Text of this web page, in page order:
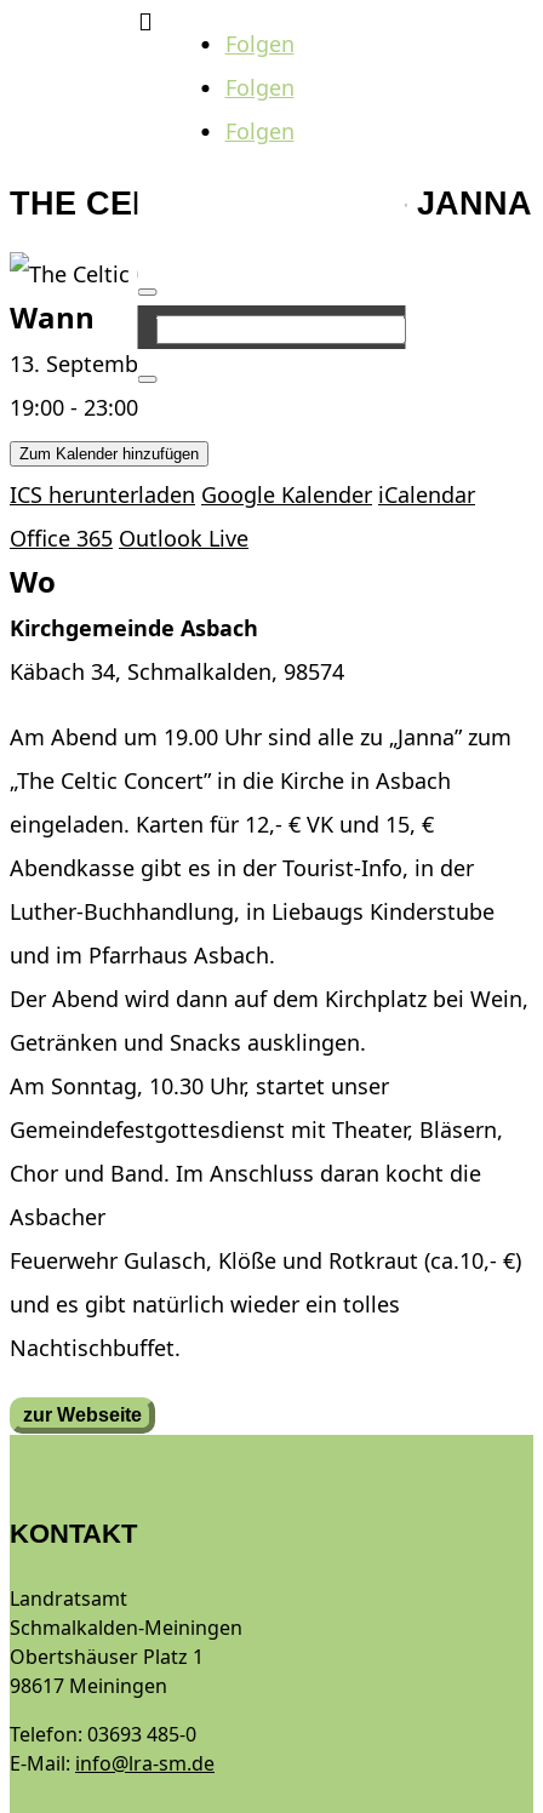

Folgen
Folgen
Folgen
THE CELTIC CONCERT – JANNA
Wann
13. September 2025
19:00 - 23:00
Zum Kalender hinzufügen
ICS herunterladen Google Kalender iCalendar
Office 365 Outlook Live
Wo
Kirchgemeinde Asbach
Käbach 34, Schmalkalden, 98574
Am Abend um 19.00 Uhr sind alle zu „Janna” zum
„The Celtic Concert” in die Kirche in Asbach
eingeladen. Karten für 12,- € VK und 15, €
Abendkasse gibt es in der Tourist-Info, in der
Luther-Buchhandlung, in Liebaugs Kinderstube
und im Pfarrhaus Asbach.
Der Abend wird dann auf dem Kirchplatz bei Wein,
Getränken und Snacks ausklingen.
Am Sonntag, 10.30 Uhr, startet unser
Gemeindefestgottesdienst mit Theater, Bläsern,
Chor und Band. Im Anschluss daran kocht die
Asbacher
Feuerwehr Gulasch, Klöße und Rotkraut (ca.10,- €)
und es gibt natürlich wieder ein tolles
Nachtischbuffet.
zur Webseite
KONTAKT
Landratsamt
Schmalkalden-Meiningen
Obertshäuser Platz 1
98617 Meiningen
Telefon: 03693 485-0
E-Mail: info@lra-sm.de